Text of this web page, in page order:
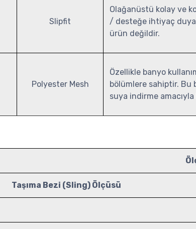
Slipfit
Olağanüstü kolay ve
/ desteğe ihtiyaç
ürün değildir.
Polyester Mesh
Özellikle banyo
bölümlere sahiptir. Bu
suya indirme
Taşıma Bezi (Sling) Ölçüsü